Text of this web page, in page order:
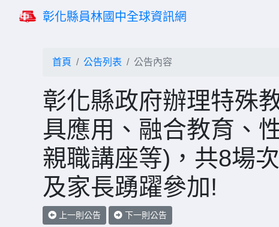
彰化縣員林國中全球資訊網
首頁 公告列表 公告內容
彰化縣政府辦理特殊
具應用、融合教育、
親職講座等)，共8場
及家長踴躍參加!
上一則公告 下一則公告